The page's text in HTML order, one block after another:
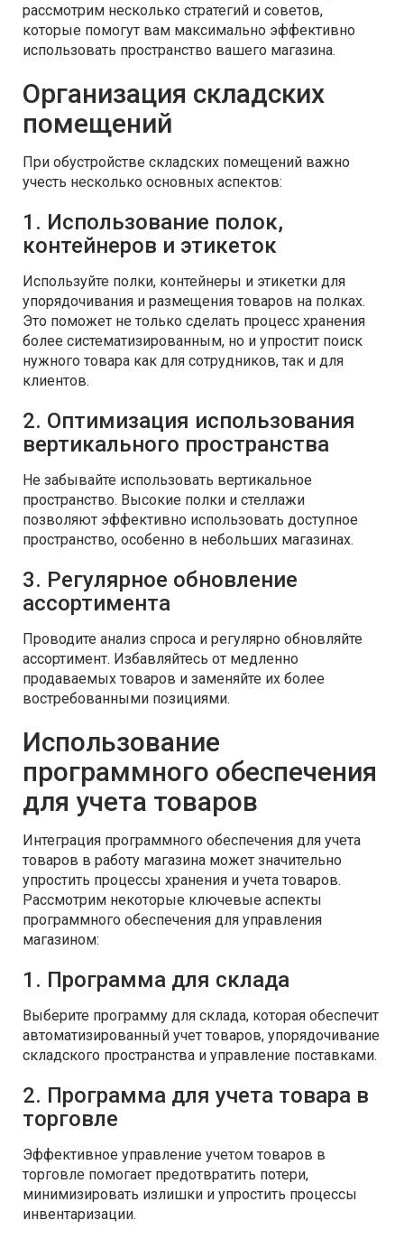
рассмотрим несколько стратегий и советов,
которые помогут вам максимально эффективно
использовать пространство вашего магазина.
Организация складских
помещений
При обустройстве складских помещений важно
учесть несколько основных аспектов:
1. Использование полок,
контейнеров и этикеток
Используйте полки, контейнеры и этикетки для
упорядочивания и размещения товаров на полках.
Это поможет не только сделать процесс хранения
более систематизированным, но и упростит поиск
нужного товара как для сотрудников, так и для
клиентов.
2. Оптимизация использования
вертикального пространства
Не забывайте использовать вертикальное
пространство. Высокие полки и стеллажи
позволяют эффективно использовать доступное
пространство, особенно в небольших магазинах.
3. Регулярное обновление
ассортимента
Проводите анализ спроса и регулярно обновляйте
ассортимент. Избавляйтесь от медленно
продаваемых товаров и заменяйте их более
востребованными позициями.
Использование
программного обеспечения
для учета товаров
Интеграция программного обеспечения для учета
товаров в работу магазина может значительно
упростить процессы хранения и учета товаров.
Рассмотрим некоторые ключевые аспекты
программного обеспечения для управления
магазином:
1. Программа для склада
Выберите программу для склада, которая обеспечит
автоматизированный учет товаров, упорядочивание
складского пространства и управление поставками.
2. Программа для учета товара в
торговле
Эффективное управление учетом товаров в
торговле помогает предотвратить потери,
минимизировать излишки и упростить процессы
инвентаризации.